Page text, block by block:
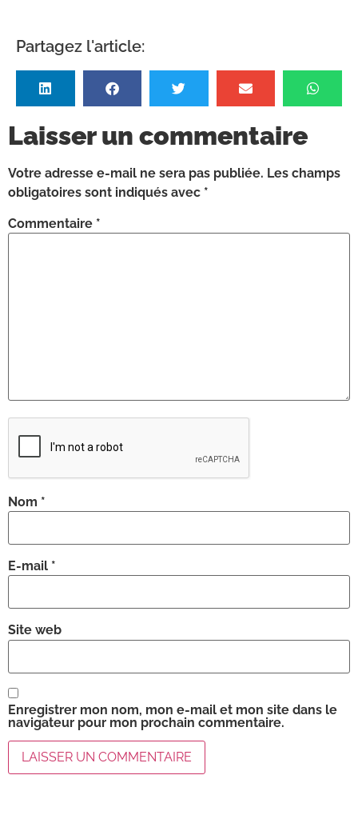
Partagez l'article:
Laisser un commentaire
Votre adresse e-mail ne sera pas publiée. Les champs
obligatoires sont indiqués avec *
Commentaire *
Nom *
E-mail *
Site web
Enregistrer mon nom, mon e-mail et mon site dans le
navigateur pour mon prochain commentaire.